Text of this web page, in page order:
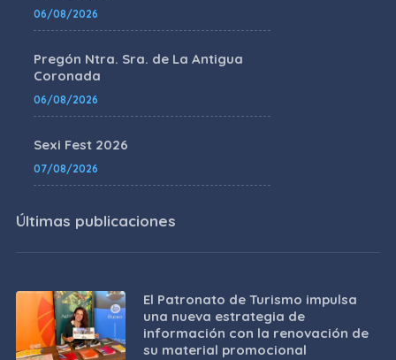
06/08/2026
Pregón Ntra. Sra. de La Antigua
Coronada
06/08/2026
Sexi Fest 2026
07/08/2026
Últimas publicaciones
El Patronato de Turismo impulsa
una nueva estrategia de
información con la renovación de
su material promocional